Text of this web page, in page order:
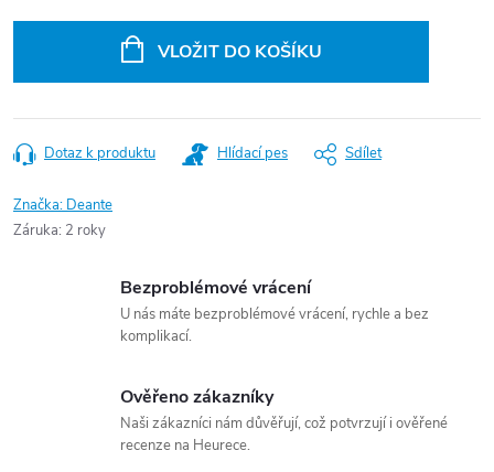
VLOŽIT DO KOŠÍKU
Dotaz k produktu Hlídací pes Sdílet
Značka: Deante
Záruka: 2 roky
Bezproblémové vrácení
U nás máte bezproblémové vrácení, rychle a bez
komplikací.
Ověřeno zákazníky
Naši zákazníci nám důvěřují, což potvrzují i ověřené
recenze na Heurece.